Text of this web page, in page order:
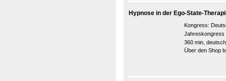
Hypnose in der Ego-State-
Kongress:
Jahreskongress
360 min, deutsch
Über den Shop